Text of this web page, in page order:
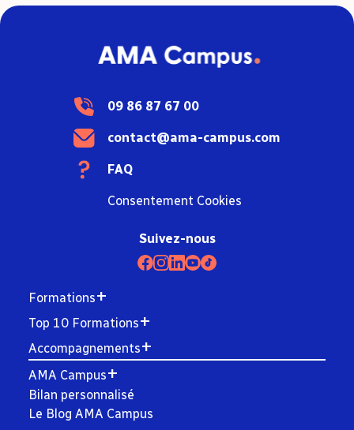
09 86 87 67 00
contact@ama-campus.com
FAQ
Consentement Cookies
Suivez-nous
Formations
Top 10 Formations
Accompagnements
AMA Campus
Bilan personnalisé
Le Blog AMA Campus